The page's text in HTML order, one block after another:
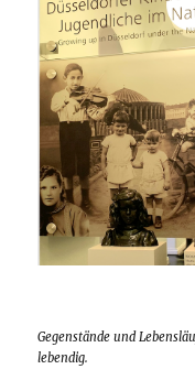
Gegenstände und
lebendig.